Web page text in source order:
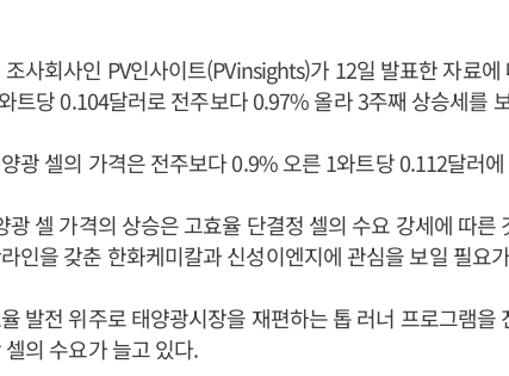
사회사인 PV인사이트(PVinsights)가 12일 발표한 자료
트당 0.104달러로 전주보다 0.97% 올라 3주째 상승세를
광 셀의 가격은 전주보다 0.9% 오른 1와트당 0.112달러
광 셀 가격의 상승은 고효율 단결정 셀의 수요 강세에 따른
인을 갖춘 한화케미칼과 신성이엔지에 관심을 보일 필요
발전 위주로 태양광시장을 재편하는 톱 러너 프로그램을
의 수요가 늘고 있다.